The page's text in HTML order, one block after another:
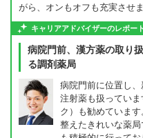
がら、オンもオフも充実させ
キャリアアドバイザーのレポート
病院門前、漢方薬の取り
る調剤薬局
病院門前に位置し
注射薬も扱ってい
ク）も勧めていま
整えたきれいな薬